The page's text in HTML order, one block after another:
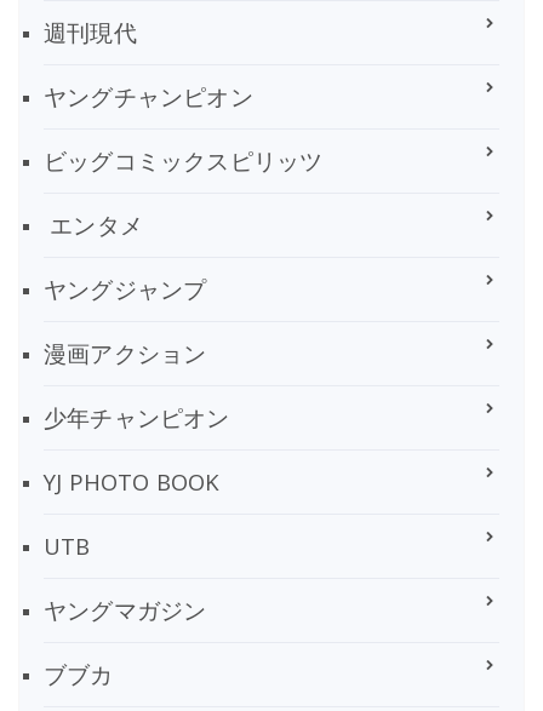
週刊現代
ヤングチャンピオン
ビッグコミックスピリッツ
エンタメ
ヤングジャンプ
漫画アクション
少年チャンピオン
YJ PHOTO BOOK
UTB
ヤングマガジン
ブブカ